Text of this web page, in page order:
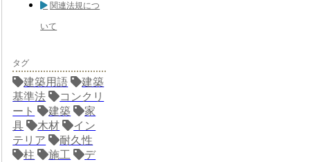
関連法規につ
いて
タグ
建築用語
建築
基準法
コンクリ
ート
建築
家
具
木材
イン
テリア
耐久性
柱
施工
デ